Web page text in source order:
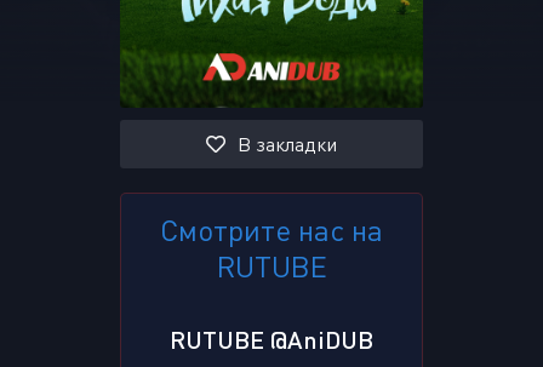
В закладки
Смотрите нас на
RUTUBE
RUTUBE @AniDUB